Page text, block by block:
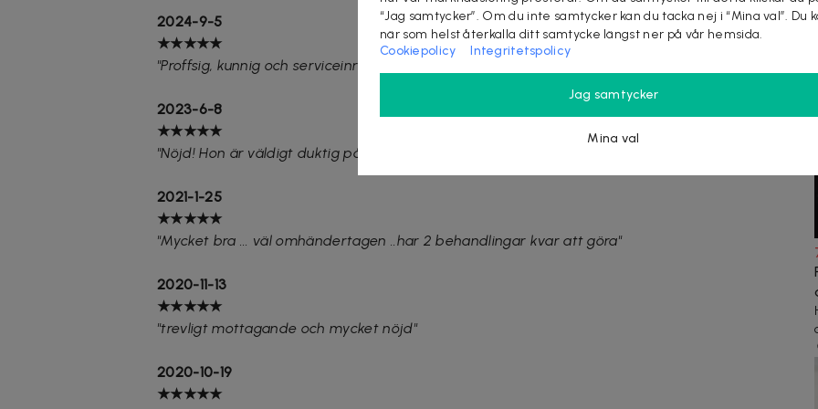
2024-9-5
★★★★★
"Proffsig, kunnig och serviceinriktad"
2023-6-8
★★★★★
"Nöjd! Hon är väldigt duktig på Bromma Laserklinik"
2021-1-25
★★★★★
"Mycket bra ... väl omhändertagen ..har 2 behandlingar kvar att göra"
2020-11-13
★★★★★
"trevligt mottagande och mycket nöjd"
2020-10-19
★★★★★
“Jag samtycker”. Om du inte samtycker kan du tacka nej i “Mina val”. Du
när som helst återkalla ditt samtycke längst ner på vår hemsida.
Cookiepolicy
Integritetspolicy
Jag samtycker
Mina val